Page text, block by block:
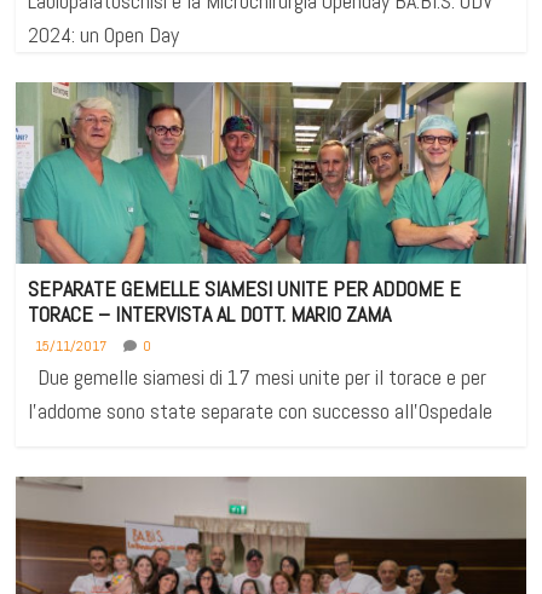
2024: un Open Day
SEPARATE GEMELLE SIAMESI UNITE PER ADDOME E
TORACE – INTERVISTA AL DOTT. MARIO ZAMA
15/11/2017 0
Due gemelle siamesi di 17 mesi unite per il torace e per
l’addome sono state separate con successo all’Ospedale